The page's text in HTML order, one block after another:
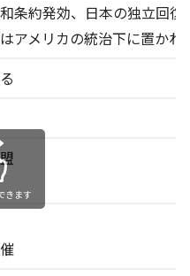
条約発効、日本の独立回復
アメリカの統治下に置かれ
きます